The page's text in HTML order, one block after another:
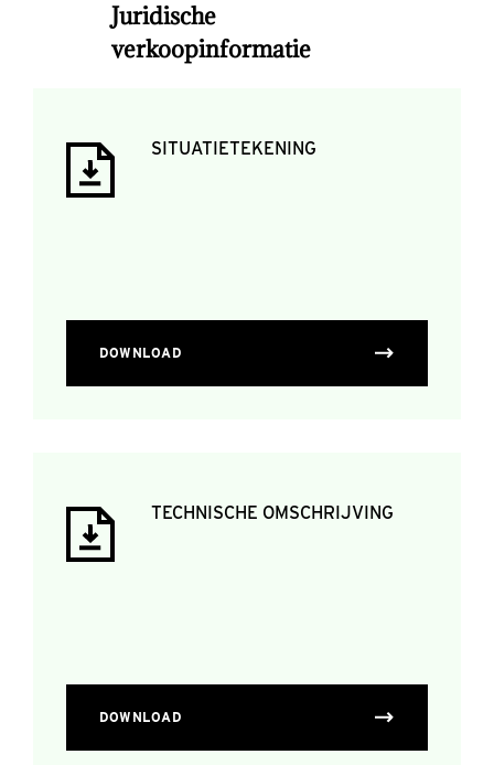
Juridische
verkoopinformatie
SITUATIETEKENING
DOWNLOAD
TECHNISCHE OMSCHRIJVING
DOWNLOAD